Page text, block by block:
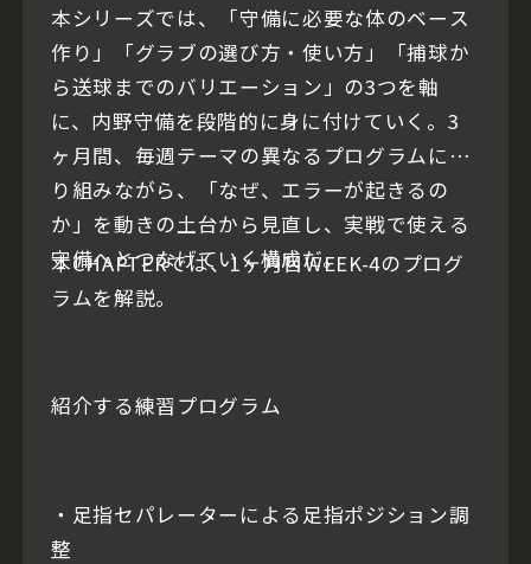
本シリーズでは、「守備に必要な体のベース
作り」「グラブの選び方・使い方」「捕球か
ら送球までのバリエーション」の3つを軸
に、内野守備を段階的に身に付けていく。3
ヶ月間、毎週テーマの異なるプログラムに取
り組みながら、「なぜ、エラーが起きるの
か」を動きの土台から見直し、実戦で使える
守備へとつなげていく構成だ。
本CHAPTERでは、1ヶ月目WEEK-4のプログ
ラムを解説。
紹介する練習プログラム
・足指セパレーターによる足指ポジション調
整